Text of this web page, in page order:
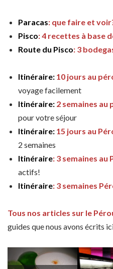
Paracas: que faire et
Pisco: 4 recettes à base
Route du Pisco: 3
Itinéraire: 10 jours au
voyage facilement
Itinéraire: 2 semaines au
pour votre séjour
Itinéraire: 15 jours au
2 semaines
Itinéraire: 3 semaines au
actifs!
Itinéraire: 3 semaines
Tous nos articles sur le
guides que nous avons écrits